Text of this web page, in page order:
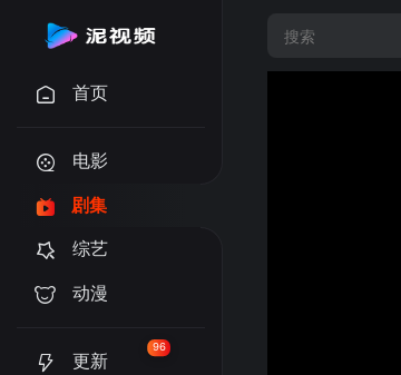
首页
电影
剧集
综艺
动漫
更新
96